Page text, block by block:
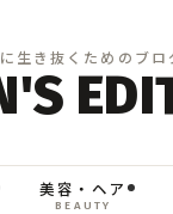
美容・ヘア
BEAUTY